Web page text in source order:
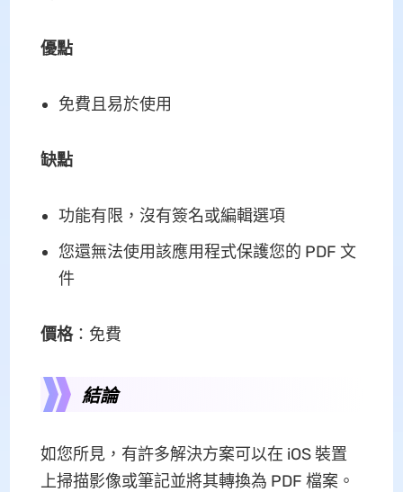
優點
免費且易於使用
缺點
功能有限，沒有簽名或編輯選項
您還無法使用該應用程式保護您的 PDF 文
件
價格：免費
結論
如您所見，有許多解決方案可以在 iOS 裝置
上掃描影像或筆記並將其轉換為 PDF 檔案。